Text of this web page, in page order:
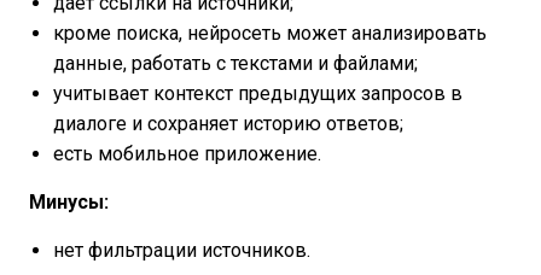
кроме поиска, нейросеть может анализировать
данные, работать с текстами и файлами;
учитывает контекст предыдущих запросов в
диалоге и сохраняет историю ответов;
есть мобильное приложение.
Минусы:
нет фильтрации источников.